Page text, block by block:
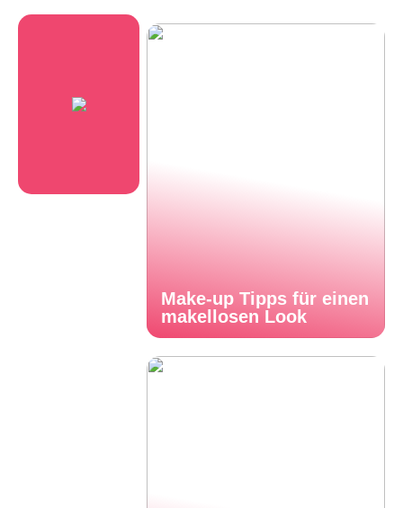
Make-up Tipps für einen
makellosen Look